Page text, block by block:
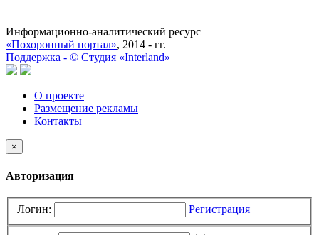
Информационно-аналитический ресурс
«Похоронный портал», 2014 - гг.
Поддержка - © Cтудия «Interland»
О проекте
Размещение рекламы
Контакты
×
Авторизация
Логин: Регистрация